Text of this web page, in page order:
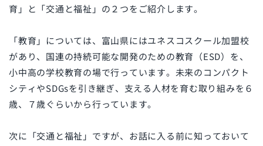
育」と「交通と福祉」の２つをご紹介します。
「教育」については、富山県にはユネスコスクール加盟校
があり、国連の持続可能な開発のための教育（ESD）を、
小中高の学校教育の場で行っています。未来のコンパクト
シティやSDGsを引き継ぎ、支える人材を育む取り組みを６
歳、７歳ぐらいから行っています。
次に「交通と福祉」ですが、お話に入る前に知っておいて